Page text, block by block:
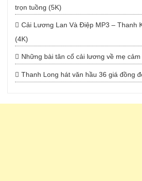
trọn tuồng (5K)
Cải Lương Lan Và Điệp MP3 – Thanh
(4K)
Những bài tân cổ cải lương về mẹ
Thanh Long hát văn hầu 36 giá đồng